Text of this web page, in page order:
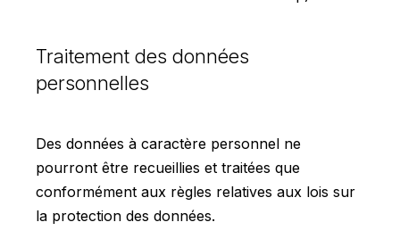
Traitement des données
personnelles
Des données à caractère personnel ne
pourront être recueillies et traitées que
conformément aux règles relatives aux lois sur
la protection des données.